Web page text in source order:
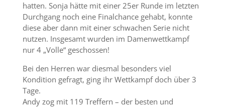
hatten. Sonja hätte mit einer 25er Runde im letzten
Durchgang noch eine Finalchance gehabt, konnte
diese aber dann mit einer schwachen Serie nicht
nutzen. Insgesamt wurden im Damenwettkampf
nur 4 „Volle“ geschossen!
Bei den Herren war diesmal besonders viel
Kondition gefragt, ging ihr Wettkampf doch über 3
Tage.
Andy zog mit 119 Treffern – der besten und